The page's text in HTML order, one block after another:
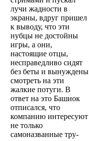
лучи жадности в
экраны, вдруг пришел
к выводу, что эти
нубцы не достойны
игры, а они,
настоящие отцы,
несправедливо сидят
без беты и вынуждены
смотреть на эти
жалкие потуги. В
ответ на это Башиок
отписался, что
компанию интересуют
не только
самоназванные тру-